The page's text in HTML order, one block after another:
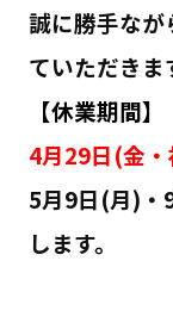
誠に勝手なが
ていただきま
【休業期間】
4月29日(金
5月9日(月)・
します。